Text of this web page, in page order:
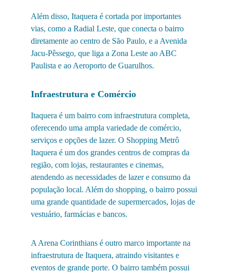
Além disso, Itaquera é cortada por importantes
vias, como a Radial Leste, que conecta o bairro
diretamente ao centro de São Paulo, e a Avenida
Jacu-Pêssego, que liga a Zona Leste ao ABC
Paulista e ao Aeroporto de Guarulhos.
Infraestrutura e Comércio
Itaquera é um bairro com infraestrutura completa,
oferecendo uma ampla variedade de comércio,
serviços e opções de lazer. O Shopping Metrô
Itaquera é um dos grandes centros de compras da
região, com lojas, restaurantes e cinemas,
atendendo as necessidades de lazer e consumo da
população local. Além do shopping, o bairro possui
uma grande quantidade de supermercados, lojas de
vestuário, farmácias e bancos.
A Arena Corinthians é outro marco importante na
infraestrutura de Itaquera, atraindo visitantes e
eventos de grande porte. O bairro também possui